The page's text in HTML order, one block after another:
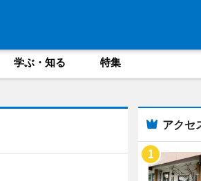
学ぶ・知る 特集
アクセ